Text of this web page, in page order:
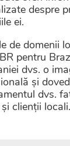
despre
ei.
de domenii
pentru
dvs. o
și
dvs.
clienții locali.